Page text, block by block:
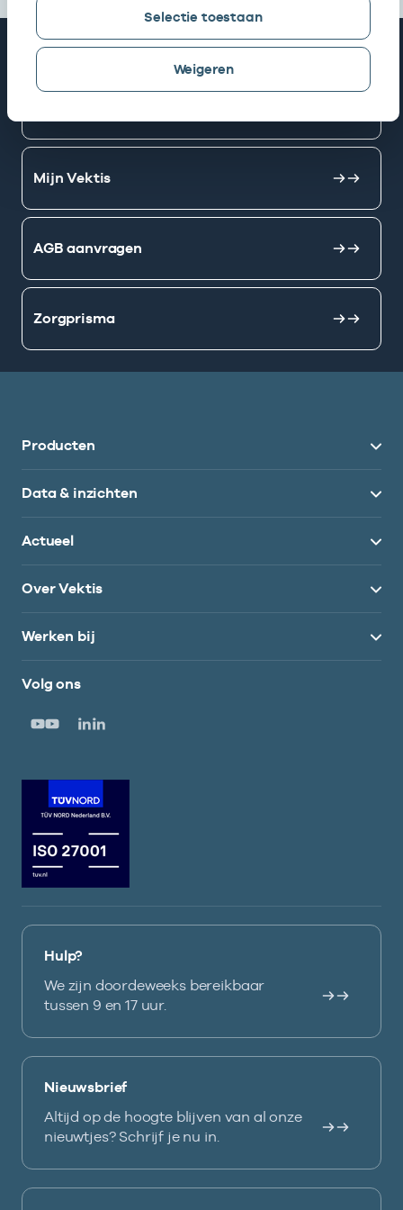
Selectie toestaan
Weigeren
Snel naar
Mijn Vektis
AGB aanvragen
Zorgprisma
Producten
Data & inzichten
Actueel
Over Vektis
Werken bij
Volg ons
Hulp?
We zijn doordeweeks bereikbaar
tussen 9 en 17 uur.
Nieuwsbrief
Altijd op de hoogte blijven van al onze
nieuwtjes? Schrijf je nu in.